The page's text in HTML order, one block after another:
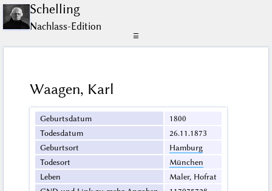
Schelling
Nachlass-Edition
☰
Waagen, Karl
Geburtsdatum
1800
Todesdatum
26.11.1873
Geburtsort
Hamburg
Todesort
München
Leben
Maler, Hofrat